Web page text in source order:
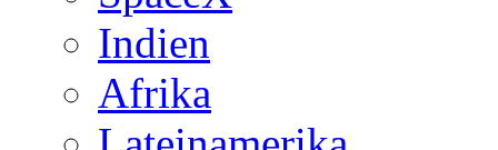
Indien
Afrika